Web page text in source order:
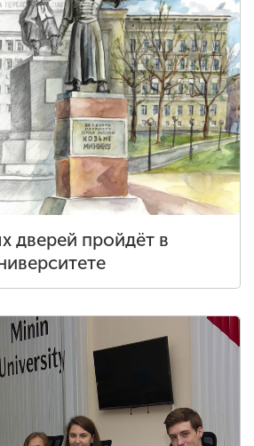
дверей пройдёт в